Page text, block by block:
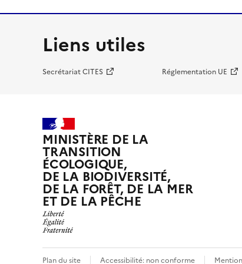
Liens utiles
Secrétariat CITES Réglementation UE
MINISTÈRE DE LA
TRANSITION
ÉCOLOGIQUE,
DE LA BIODIVERSITÉ,
DE LA FORÊT, DE LA MER
ET DE LA PÊCHE
Plan du site Accessibilité: non conforme